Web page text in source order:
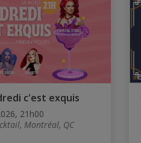
c'est exquis
21h00
Montréal, QC